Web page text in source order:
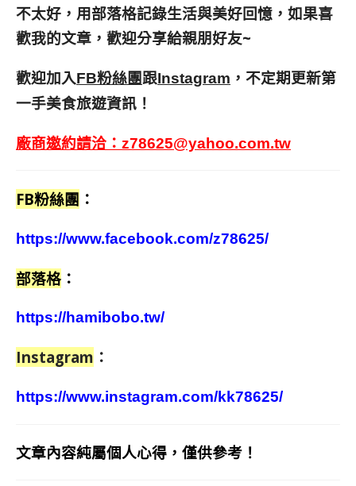
不太好，用部落格記錄生活與美好回憶， 如果喜
歡我的文章，歡迎分享給親朋好友~
歡迎加入FB粉絲團跟Instagram ，不定期更新第
一手美食旅遊資訊！
廠商邀約請洽： z78625@yahoo.com.tw
FB粉絲團 ：
https://www.facebook.com/z78625/
部落格 ：
https://hamibobo.tw/
Instagram ：
https://www.instagram.com/kk78625/
文章內容純屬個人心得，僅供參考！